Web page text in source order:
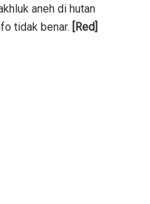
aneh di hutan
tidak benar. [Red]